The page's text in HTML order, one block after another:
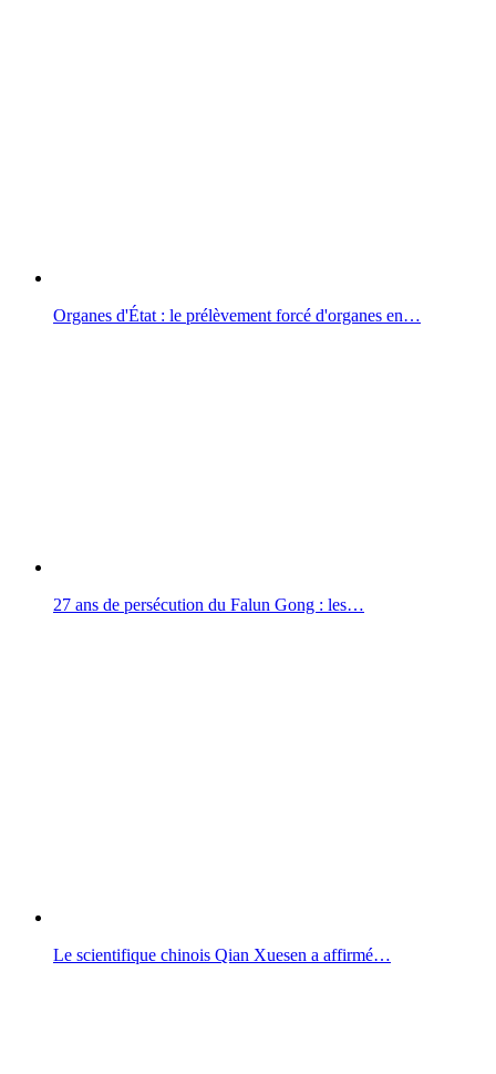
Organes d'État : le prélèvement forcé d'organes en…
27 ans de persécution du Falun Gong : les…
Le scientifique chinois Qian Xuesen a affirmé…